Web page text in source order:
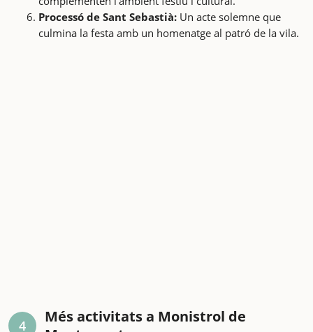
Processó de Sant Sebastià: Un acte solemne que
culmina la festa amb un homenatge al patró de la vila.
4
Més activitats a Monistrol de